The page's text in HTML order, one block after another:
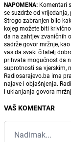
NAPOMENA: Komentari
se suzdrže od
Strogo zabranjen bilo
kojeg možete biti
da na zahtjev zvaničnih
sadrže govor mržnje,
vas da svaki čitatelj
prihvata mogućnost da
suprotnosti sa vjerskim,
Radiosarajevo.ba ima
najave i objašnjenja.
i uklanjanja govora
VAŠ KOMENTAR